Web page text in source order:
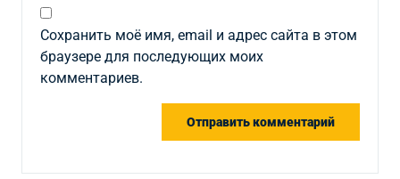
Сохранить моё имя, email и адрес сайта в этом
браузере для последующих моих
комментариев.